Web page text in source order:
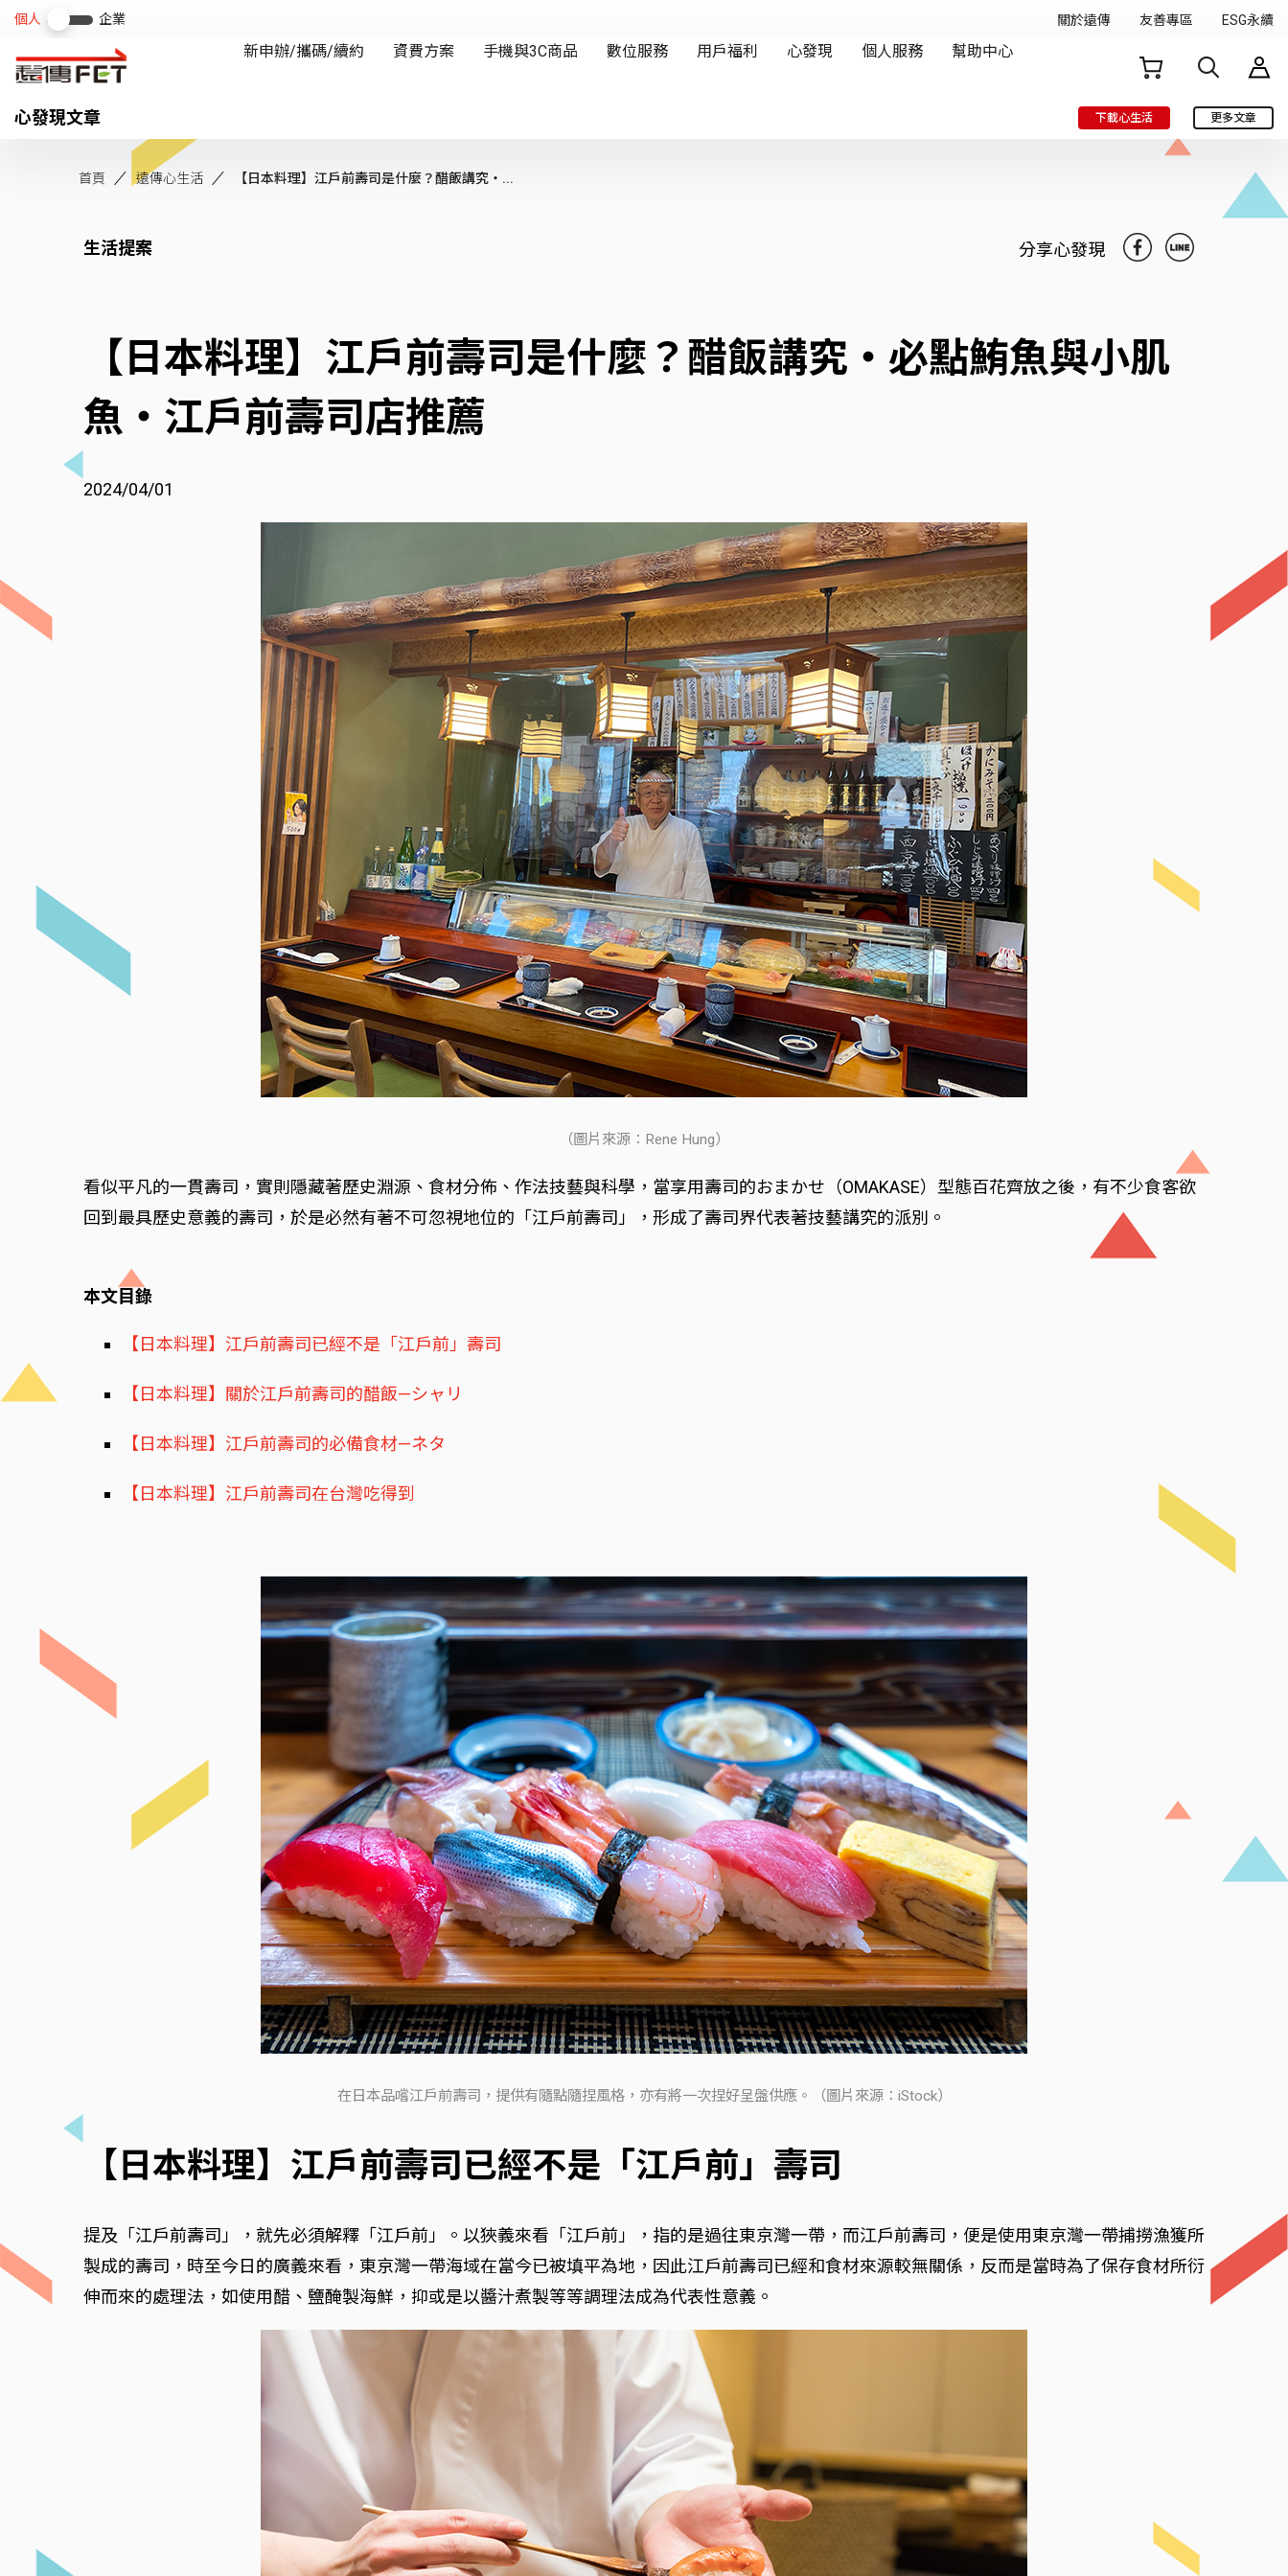
心發現文章 下載心生活 更多文章
首頁 遠傳心生活 【日本料理】江戶前壽司是什麼？醋飯講究‧...
生活提案 分享心發現
【日本料理】江戶前壽司是什麼？醋飯講究‧必點鮪魚與小肌
魚‧江戶前壽司店推薦
2024/04/01
（圖片來源：Rene Hung）
看似平凡的一貫壽司，實則隱藏著歷史淵源、食材分佈、作法技藝與科學，當享用壽司的おまかせ（OMAKASE）型態百花齊放之後，有不少食客欲
回到最具歷史意義的壽司，於是必然有著不可忽視地位的「江戶前壽司」，形成了壽司界代表著技藝講究的派別。
本文目錄
【日本料理】江戶前壽司已經不是「江戶前」壽司
【日本料理】關於江戶前壽司的醋飯—シャリ
【日本料理】江戶前壽司的必備食材—ネタ
【日本料理】江戶前壽司在台灣吃得到
在日本品嚐江戶前壽司，提供有隨點隨捏風格，亦有將一次捏好呈盤供應。（圖片來源：iStock）
【日本料理】江戶前壽司已經不是「江戶前」壽司
提及「江戶前壽司」，就先必須解釋「江戶前」。以狹義來看「江戶前」，指的是過往東京灣一帶，而江戶前壽司，便是使用東京灣一帶捕撈漁獲所
製成的壽司，時至今日的廣義來看，東京灣一帶海域在當今已被填平為地，因此江戶前壽司已經和食材來源較無關係，反而是當時為了保存食材所衍
伸而來的處理法，如使用醋、鹽醃製海鮮，抑或是以醬汁煮製等等調理法成為代表性意義。